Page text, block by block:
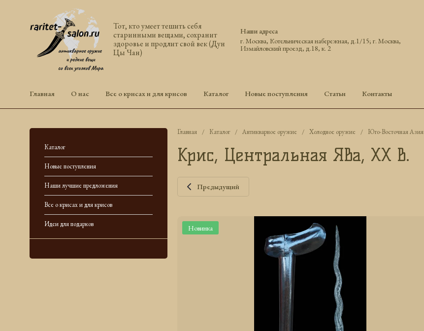
Тот, кто умеет тешить себя
старинными вещами, сохранит
здоровье и продлит свой век (Дун
Цы Чан)
Наши адреса
г. Москва, Котельническая набережная, д.1/15; г. Москва,
Измайловский проезд, д.18, к. 2
Главная О нас Все о крисах и для крисов Каталог Новые поступления Статьи Контакты
Каталог
Новые поступления
Наши лучшие предложения
Все о крисах и для крисов
Идеи для подарков
Главная / Каталог / Антикварное оружие / Холодное оружие / Юго-Восточная Азия
Крис, Центральная Ява, ХХ в.
Предыдущий
Новинка